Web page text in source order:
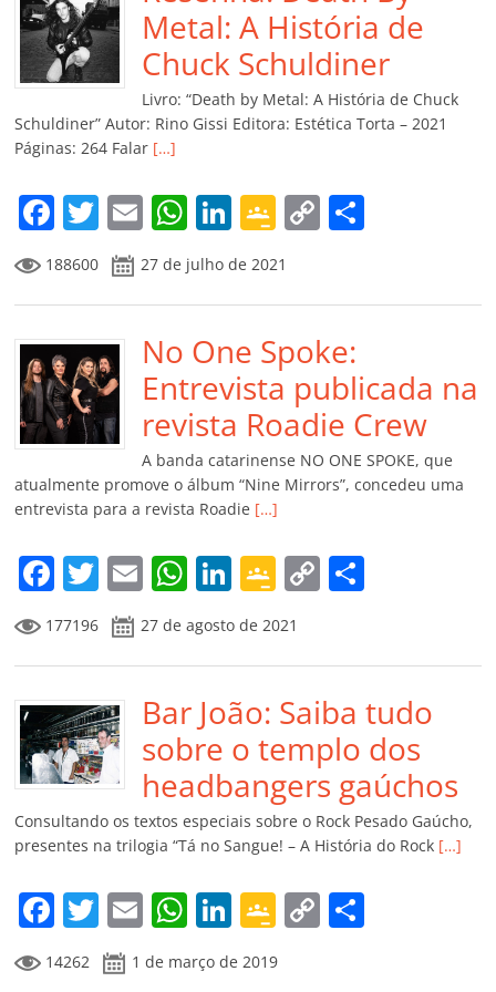
o
o
k
p
p
n Cl
a
ss
ro
m
n
k
til
h
ar
Metal: A História de
Chuck Schuldiner
Livro: “Death by Metal: A História de Chuck
Schuldiner” Autor: Rino Gissi Editora: Estética Torta – 2021
Páginas: 264 Falar […]
F
a
c
e
b
o
o
k
T
w
itt
er
E
m
ai
l
W
h
at
s
A
p
p
Li
n
k
e
dI
n
G
o
o
gl
e
Cl
a
ss
ro
o
m
C
y
Li
n
k
p
til
h
ar
188600 27 de julho de 2021
No One Spoke:
Entrevista publicada na
revista Roadie Crew
A banda catarinense NO ONE SPOKE, que
atualmente promove o álbum “Nine Mirrors”, concedeu uma
entrevista para a revista Roadie […]
F
a
c
e
b
o
o
k
T
w
itt
er
E
m
ai
l
W
at
s
A
p
p
Li
n
k
e
dI
n
G
o
o
gl
e
Cl
a
ss
ro
o
m
C
y
Li
n
k
p
ar
til
h
ar
177196 27 de agosto de 2021
Bar João: Saiba tudo
sobre o templo dos
headbangers gaúchos
Consultando os textos especiais sobre o Rock Pesado Gaúcho,
presentes na trilogia “Tá no Sangue! – A História do Rock […]
F
a
c
T
w
itt
E
m
ai
W
at
Li
n
k
G
o
o
C
14262 1 de março de 2019